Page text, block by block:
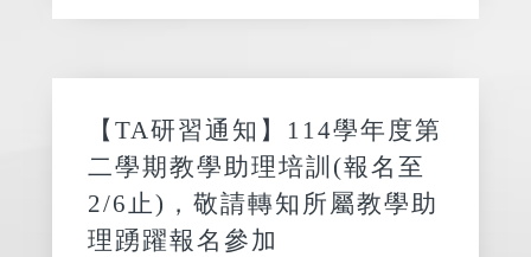
【TA研習通知】114學年度第
二學期教學助理培訓(報名至
2/6止)，敬請轉知所屬教學助
理踴躍報名參加